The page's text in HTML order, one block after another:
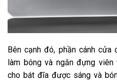
Bên cạnh đó, phần cánh
làm bóng và ngăn đựng
cho bát đĩa được sáng và